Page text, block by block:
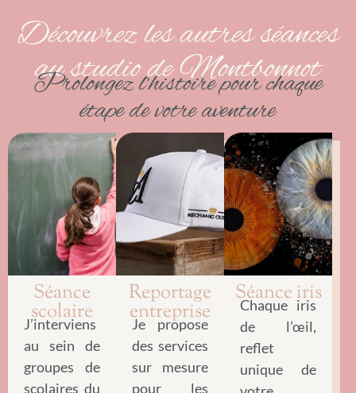
Découvrez les autres séances
au studio de Montbonnot
Prolongez l’histoire pour chaque
étape de votre aventure
Séance
scolaire
J’interviens
au sein de
groupes de
scolaires du
Reportage
entreprise
Je propose
des services
sur mesure
pour les
Séance iris
Chaque iris
de l’œil,
reflet
unique de